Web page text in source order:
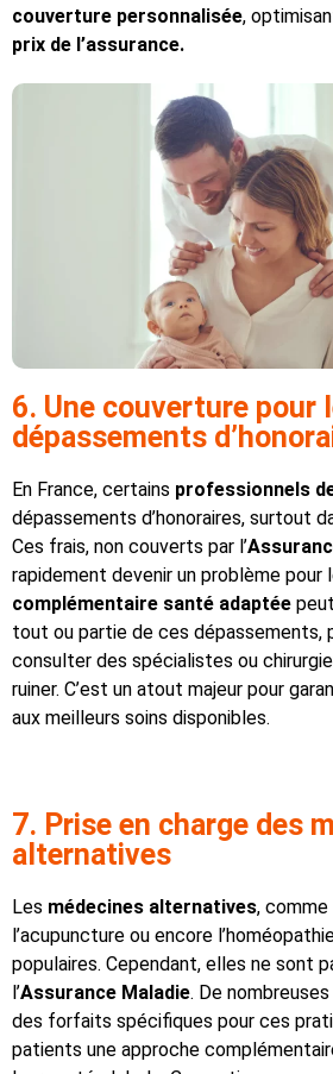
couverture personnalisée,
prix de l’assurance.
6. Une couverture pour
dépassements
En France, certains professionnels
dépassements d’honoraires, surtout
Ces frais, non couverts par l’
rapidement devenir un problème pour
complémentaire santé adaptée
tout ou partie de ces dépassements,
consulter des spécialistes ou
ruiner. C’est un atout majeur pour
aux meilleurs soins disponibles.
7. Prise en charge des
alternatives
Les médecines alternatives, comme
l’acupuncture ou encore
populaires. Cependant, elles ne sont
l’Assurance Maladie. De nombreuses
des forfaits spécifiques pour ces
patients une approche